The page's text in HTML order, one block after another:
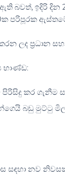
බවත්, ඉදිරි දින
පරිපූරක
ලද ප්‍රධාන
භාණ්ඩ:
කර ගැනීම
බඩු මුට්ටු
සඳහා නව